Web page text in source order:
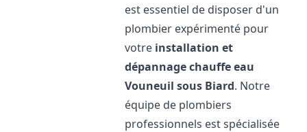
est essentiel de disposer d'un
plombier expérimenté pour
votre installation et
dépannage chauffe eau
Vouneuil sous Biard. Notre
équipe de plombiers
professionnels est spécialisée